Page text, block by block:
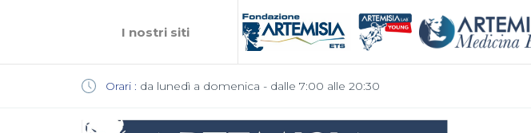
I nostri siti
Orari : da lunedì a domenica - dalle 7:00 alle 20:30